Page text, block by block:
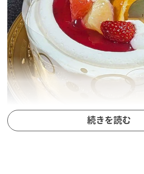
続きを読む